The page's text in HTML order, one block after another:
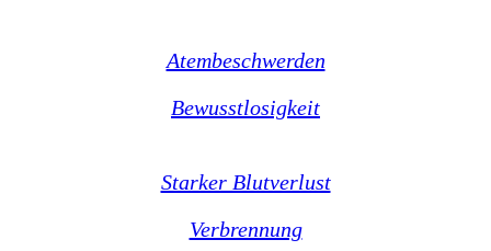
Atembeschwerden
Bewusstlosigkeit
Starker Blutverlust
Verbrennung